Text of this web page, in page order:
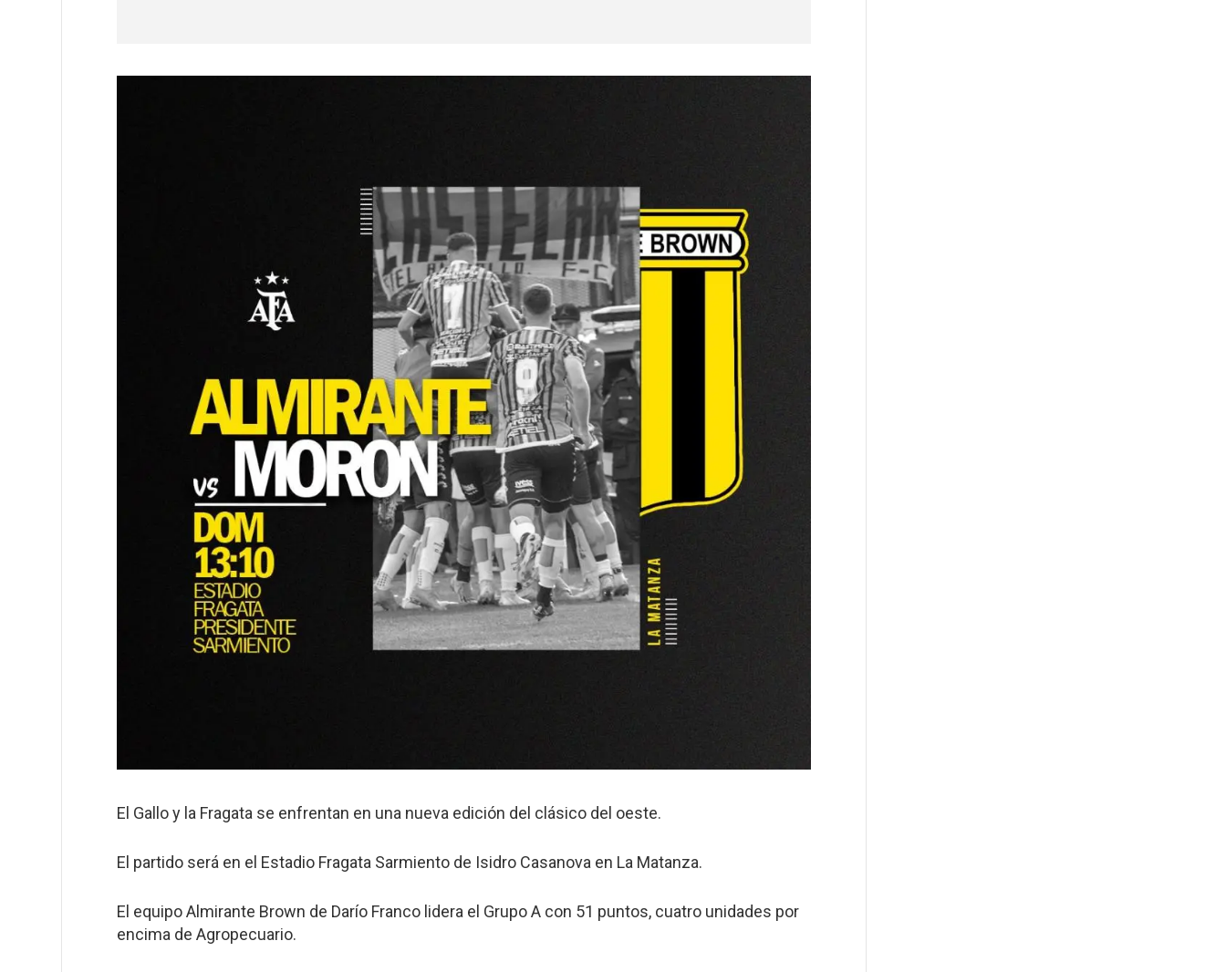
El Gallo y la Fragata se enfrentan en una nueva edición del clásico del oeste.
El partido será en el Estadio Fragata Sarmiento de Isidro Casanova en La Matanza.
El equipo Almirante Brown de Darío Franco lidera el Grupo A con 51 puntos, cuatro unidades por
encima de Agropecuario.